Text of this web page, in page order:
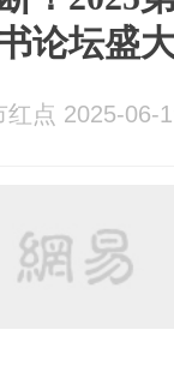
论坛盛
红点 2025-06-